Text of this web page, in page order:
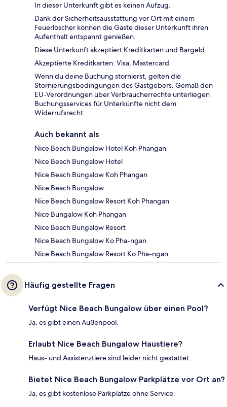
In dieser Unterkunft gibt es keinen Aufzug.
Dank der Sicherheitsausstattung vor Ort mit einem
Feuerlöscher können die Gäste dieser Unterkunft ihren
Aufenthalt entspannt genießen.
Diese Unterkunft akzeptiert Kreditkarten und Bargeld.
Akzeptierte Kreditkarten: Visa, Mastercard
Wenn du deine Buchung stornierst, gelten die
Stornierungsbedingungen des Gastgebers. Gemäß den
EU-Verordnungen über Verbraucherrechte unterliegen
Buchungsservices für Unterkünfte nicht dem
Widerrufsrecht.
Auch bekannt als
Nice Beach Bungalow Hotel Koh Phangan
Nice Beach Bungalow Hotel
Nice Beach Bungalow Koh Phangan
Nice Beach Bungalow
Nice Beach Bungalow Resort Koh Phangan
Nice Bungalow Koh Phangan
Nice Beach Bungalow Resort
Nice Beach Bungalow Ko Pha-ngan
Nice Beach Bungalow Resort Ko Pha-ngan
Häufig gestellte Fragen
Verfügt Nice Beach Bungalow über einen Pool?
Ja, es gibt einen Außenpool.
Erlaubt Nice Beach Bungalow Haustiere?
Haus- und Assistenztiere sind leider nicht gestattet.
Bietet Nice Beach Bungalow Parkplätze vor Ort an?
Ja, es gibt kostenlose Parkplätze ohne Service.